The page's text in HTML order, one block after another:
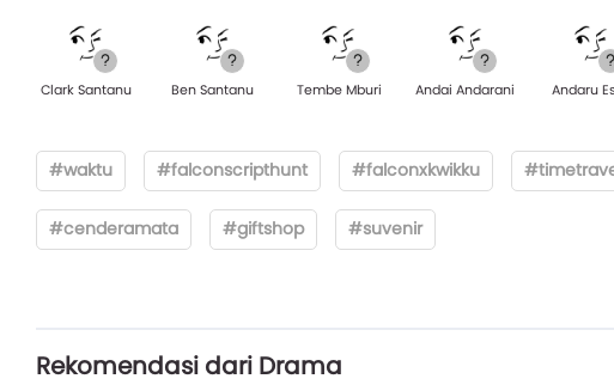
Clark Santanu Ben Santanu Tembe Mburi Andai Andarani Andaru
#waktu #falconscripthunt #falconxkwikku
#cenderamata #giftshop #suvenir
Rekomendasi dari Drama